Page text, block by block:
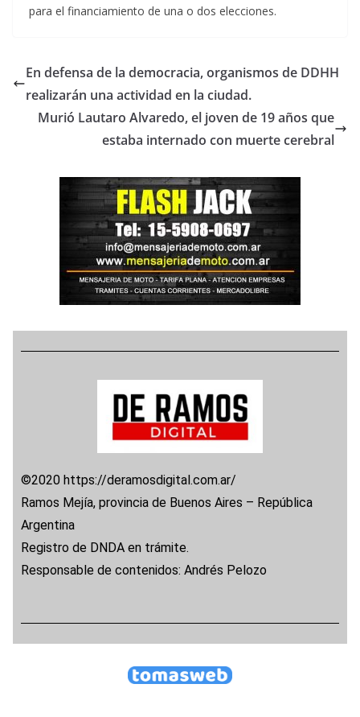
para el financiamiento de una o dos elecciones.
En defensa de la democracia, organismos de DDHH
realizarán una actividad en la ciudad.
Murió Lautaro Alvaredo, el joven de 19 años que
estaba internado con muerte cerebral
©2020 https://deramosdigital.com.ar/
Ramos Mejía, provincia de Buenos Aires – República
Argentina
Registro de DNDA en trámite.
Responsable de contenidos: Andrés Pelozo